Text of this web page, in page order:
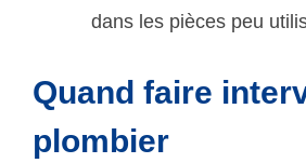
dans les pièces peu
Quand faire
plombier